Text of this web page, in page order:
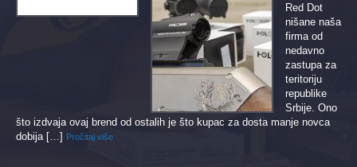
Red Dot
nišane naša
firma od
nedavno
zastupa za
teritoriju
republike
Srbije. Ono
što izdvaja ovaj brend od ostalih je što kupac za dosta manje novca
dobija […] Pročitaj više